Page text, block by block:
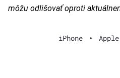
môžu odlišovať oproti
iPhone • Apple